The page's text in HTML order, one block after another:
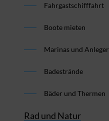
Fahrgastschifffahrt
Boote mieten
Marinas und Anleger
Badestrände
Bäder und Thermen
Rad und Natur